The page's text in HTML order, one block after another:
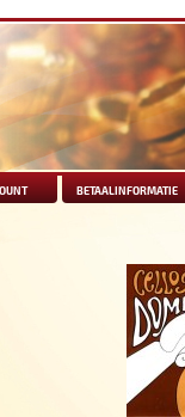
betaalinformatie